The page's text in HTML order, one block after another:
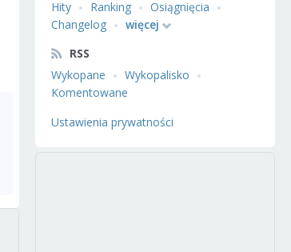
Hity
Ranking
Osiągnięcia
Changelog
więcej
RSS
Wykopane
Wykopalisko
Komentowane
Ustawienia prywatności